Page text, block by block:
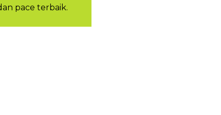
pace terbaik.